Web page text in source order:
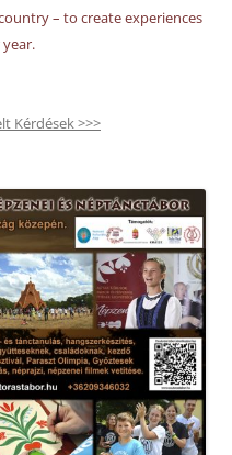
– to create experiences
Kérdések >>>